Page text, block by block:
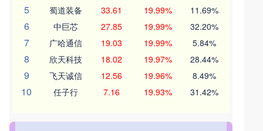
5 蜀道装备 33.61 19.99% 11.69%
6 中巨芯 27.85 19.99% 32.20%
7 广哈通信 19.03 19.99% 5.84%
8 欣天科技 18.02 19.97% 28.44%
9 飞天诚信 12.56 19.96% 8.49%
10 任子行 7.16 19.93% 31.42%